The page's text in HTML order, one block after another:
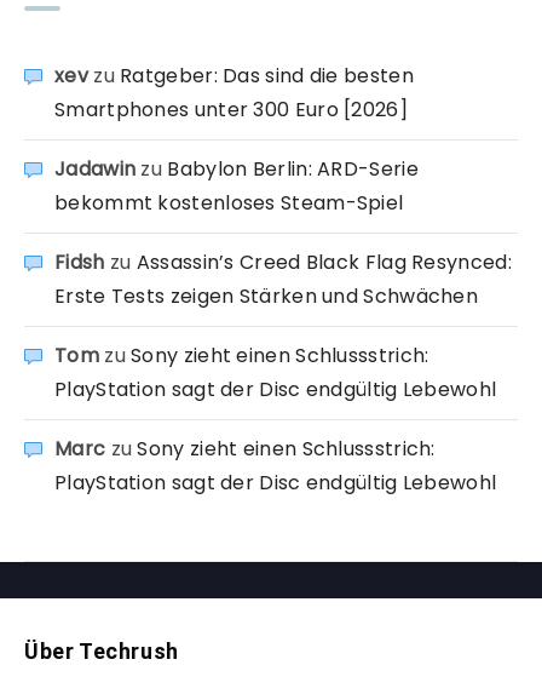
xevzu Ratgeber: Das sind die besten
Smartphones unter 300 Euro [2026]
Jadawin zu Babylon Berlin: ARD-Serie
bekommt kostenloses Steam-Spiel
Fidsh zu Assassin’s Creed Black Flag Resynced:
Erste Tests zeigen Stärken und Schwächen
TomzuSony zieht einen Schlussstrich:
PlayStation sagt der Disc endgültig Lebewohl
Marc zuSony zieht einen Schlussstrich:
PlayStation sagt der Disc endgültig Lebewohl
Über Techrush